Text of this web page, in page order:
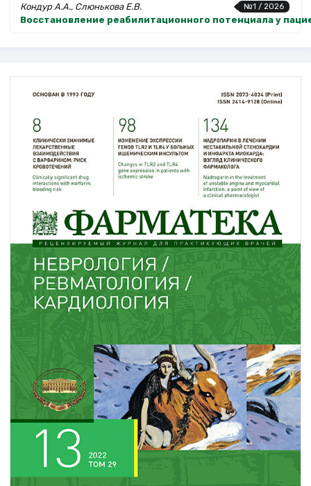
№1 / 2026
Кондур А.А., Слюнькова Е.В.
Восстановление реабилитационного потенциала у